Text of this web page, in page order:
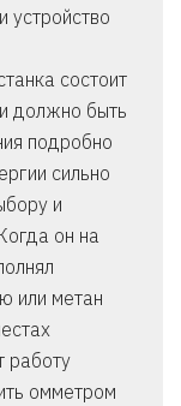
устройство
состоит
должно быть
подробно
сильно
и
он на
или метан
работу
омметром